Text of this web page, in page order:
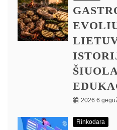
2026 6
Rinkodara